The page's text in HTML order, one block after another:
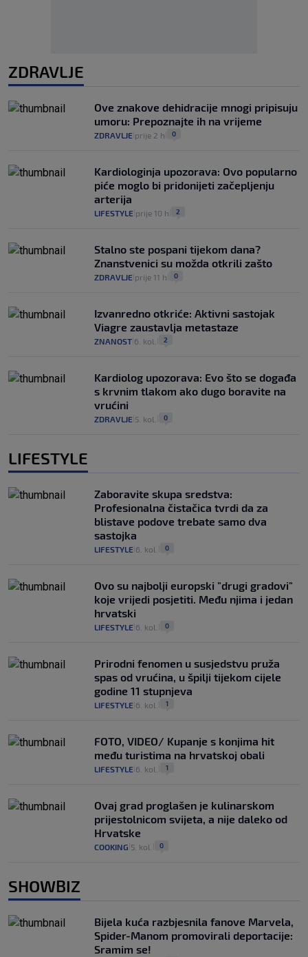
ZDRAVLJE
Ove znakove dehidracije mnogi pripisuju
umoru: Prepoznajte ih na vrijeme
ZDRAVLJE prije 2 h 0
Kardiologinja upozorava: Ovo popularno
piće moglo bi pridonijeti začepljenju
arterija
LIFESTYLE prije 10 h 2
Stalno ste pospani tijekom dana?
Znanstvenici su možda otkrili zašto
ZDRAVLJE prije 11 h 0
Izvanredno otkriće: Aktivni sastojak
Viagre zaustavlja metastaze
ZNANOST 6. kol. 2
Kardiolog upozorava: Evo što se događa
s krvnim tlakom ako dugo boravite na
vrućini
ZDRAVLJE 5. kol. 0
LIFESTYLE
Zaboravite skupa sredstva:
Profesionalna čistačica tvrdi da za
blistave podove trebate samo dva
sastojka
LIFESTYLE 6. kol. 0
Ovo su najbolji europski "drugi gradovi"
koje vrijedi posjetiti. Među njima i jedan
hrvatski
LIFESTYLE 6. kol. 0
Prirodni fenomen u susjedstvu pruža
spas od vrućina, u špilji tijekom cijele
godine 11 stupnjeva
LIFESTYLE 6. kol. 1
FOTO, VIDEO/ Kupanje s konjima hit
među turistima na hrvatskoj obali
LIFESTYLE 6. kol. 1
Ovaj grad proglašen je kulinarskom
prijestolnicom svijeta, a nije daleko od
Hrvatske
COOKING 5. kol. 0
SHOWBIZ
Bijela kuća razbjesnila fanove Marvela,
Spider-Manom promovirali deportacije:
Sramim se!